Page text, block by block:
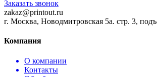
Заказать звонок
zakaz@printout.ru
г. Москва, Новодмитровская 5а. стр. 3,
Компания
О компании
Контакты